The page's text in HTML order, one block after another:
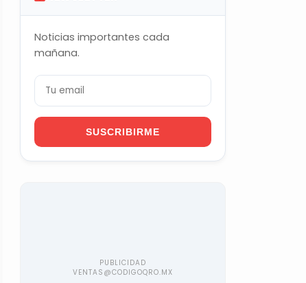
Noticias importantes cada
mañana.
SUSCRIBIRME